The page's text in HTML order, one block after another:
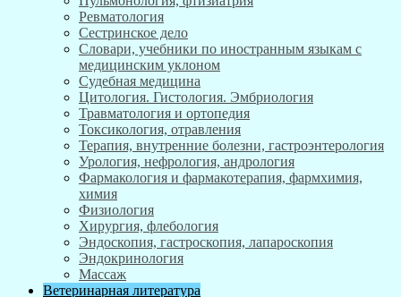
Ревматология
Сестринское дело
Словари, учебники по иностранным языкам с
медицинским уклоном
Судебная медицина
Цитология. Гистология. Эмбриология
Травматология и ортопедия
Токсикология, отравления
Терапия, внутренние болезни, гастроэнтерология
Урология, нефрология, андрология
Фармакология и фармакотерапия, фармхимия,
химия
Физиология
Хирургия, флебология
Эндоскопия, гастроскопия, лапароскопия
Эндокринология
Массаж
Ветеринарная литература